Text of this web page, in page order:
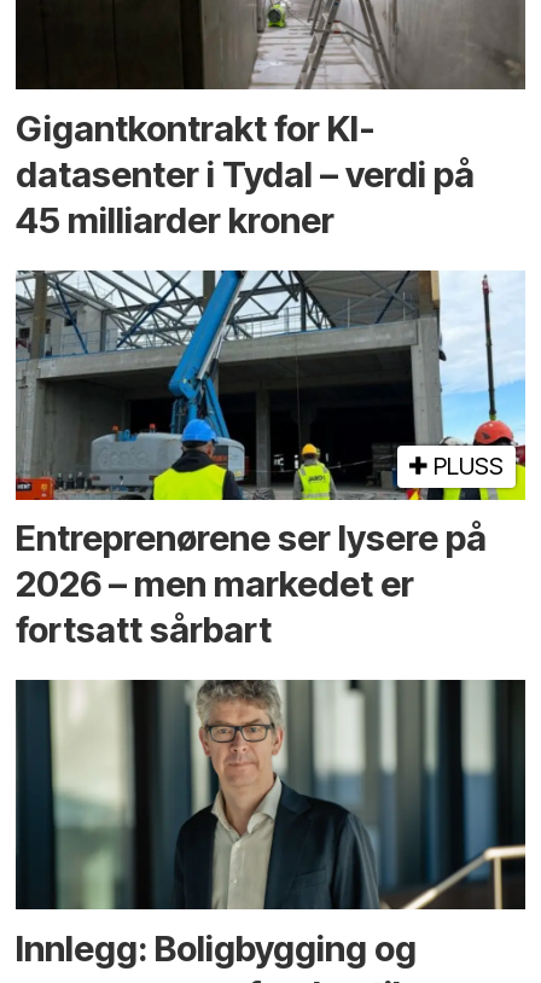
Gigantkontrakt for KI-
datasenter i Tydal – verdi på
45 milliarder kroner
PLUSS
Entreprenørene ser lysere på
2026 – men markedet er
fortsatt sårbart
Innlegg: Boligbygging og